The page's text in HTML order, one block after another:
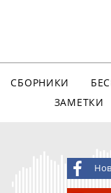
СБОРНИКИ
ЗАМЕТКИ